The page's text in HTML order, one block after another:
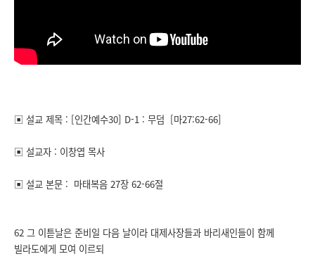
▣ 설교 제목 : [인간예수30] D-1 : 무덤 [마27:62-66]
▣ 설교자 : 이창엽 목사
▣ 설교 본문 : 마태복음 27장 62-66절
62 그 이튿날은 준비일 다음 날이라 대제사장들과 바리새인들이 함께
빌라도에게 모여 이르되